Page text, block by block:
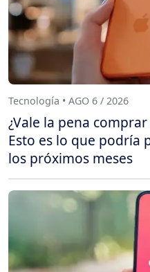
Tecnología • AGO 6 / 2026
¿Vale la pena
Esto es lo que podría
los próximos meses